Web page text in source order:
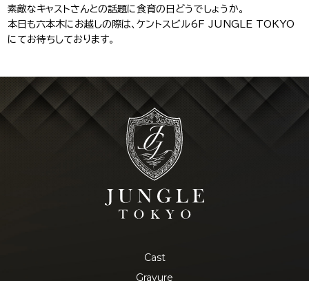
素敵なキャストさんとの話題に食育の日どうでしょうか。
本日も六本木にお越しの際は、ケントスビル6F JUNGLE TOKYO
にてお待ちしております。
Cast
Gravure